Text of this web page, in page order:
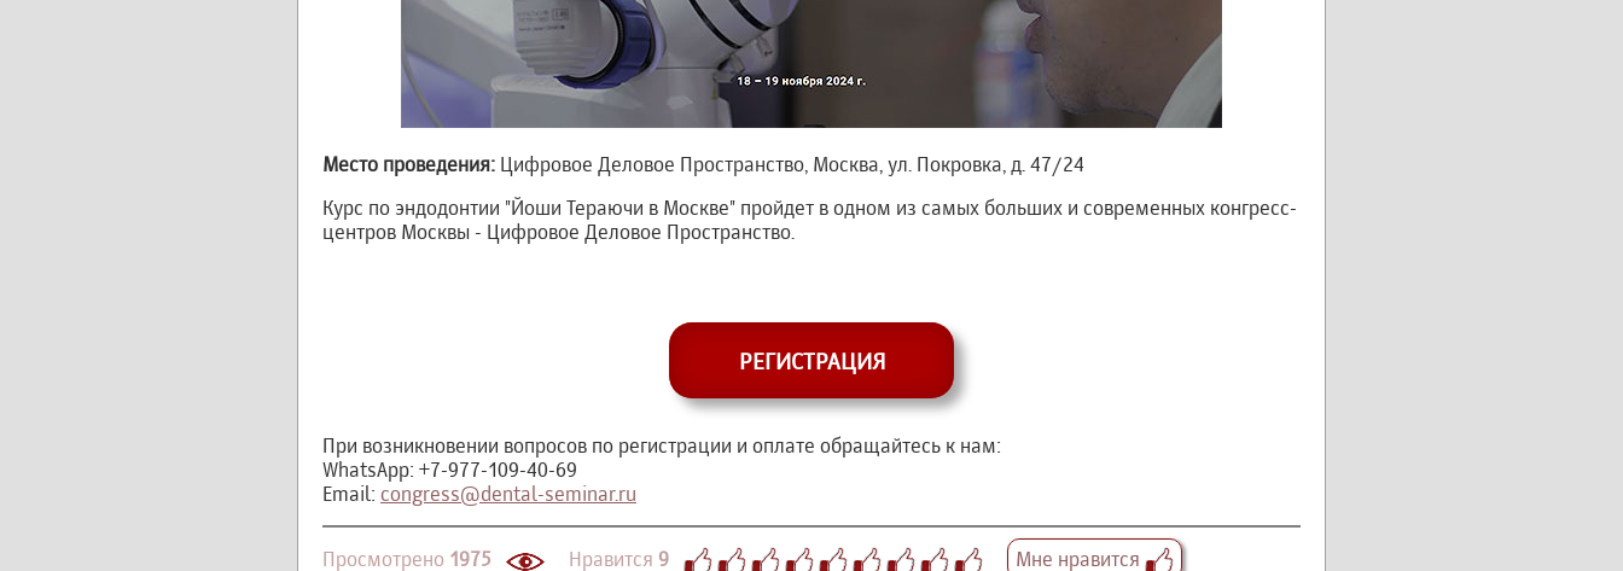
Место проведения: Цифровое Деловое Пространство, Москва, ул. Покровка, д. 47/24
Курс по эндодонтии "Йоши Тераючи в Москве" пройдет в одном из самых больших и современных конгресс-
центров Москвы - Цифровое Деловое Пространство.
РЕГИСТРАЦИЯ
При возникновении вопросов по регистрации и оплате обращайтесь к нам:
WhatsApp: +7-977-109-40-69
Email: congress@dental-seminar.ru
Просмотрено 1975 Нравится 9 Мне нравится